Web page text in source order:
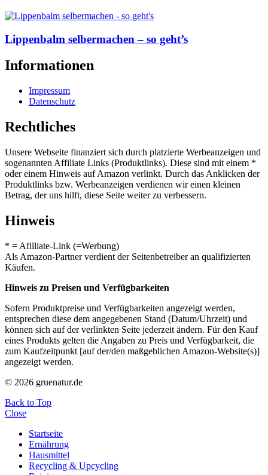
Lippenbalm selbermachen – so geht’s
Informationen
Impressum
Datenschutz
Rechtliches
Unsere Webseite finanziert sich durch platzierte Werbeanzeigen und
sogenannten Affiliate Links (Produktlinks). Diese sind mit einem *
oder einem Hinweis auf Amazon verlinkt. Durch das Anklicken der
Produktlinks bzw. Werbeanzeigen verdienen wir einen kleinen
Betrag, der uns hilft, diese Seite weiter zu verbessern.
Hinweis
* = Afilliate-Link (=Werbung)
Als Amazon-Partner verdient der Seitenbetreiber an qualifizierten
Käufen.
Hinweis zu Preisen und Verfügbarkeiten
Sofern Produktpreise und Verfügbarkeiten angezeigt werden,
entsprechen diese dem angegebenen Stand (Datum/Uhrzeit) und
können sich auf der verlinkten Seite jederzeit ändern. Für den Kauf
eines Produkts gelten die Angaben zu Preis und Verfügbarkeit, die
zum Kaufzeitpunkt [auf der/den maßgeblichen Amazon-Website(s)]
angezeigt werden.
© 2026 gruenatur.de
Back to Top
Close
Startseite
Ernährung
Hausmittel
Recycling & Upcycling